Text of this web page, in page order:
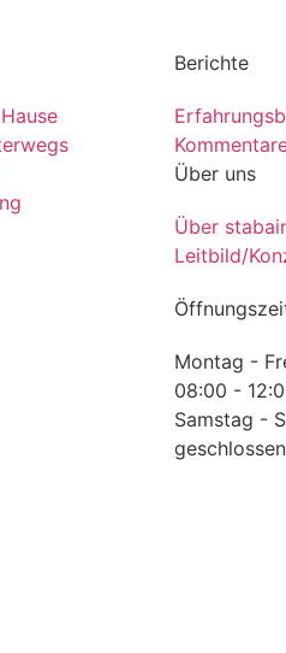
Berichte
Über uns
Über
Leitbild/
Montag -
08:00 -
Samstag -
geschlossen